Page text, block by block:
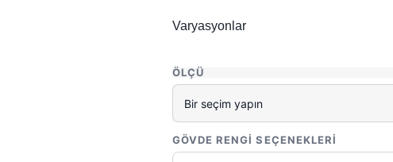
Varyasyonlar
ÖLÇÜ
GÖVDE RENGI SEÇENEKLERI